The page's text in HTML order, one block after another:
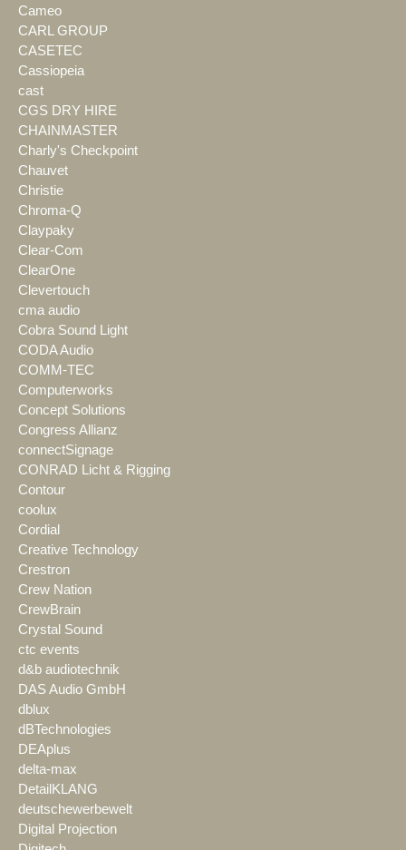
Cameo
CARL GROUP
CASETEC
Cassiopeia
cast
CGS DRY HIRE
CHAINMASTER
Charly's Checkpoint
Chauvet
Christie
Chroma-Q
Claypaky
Clear-Com
ClearOne
Clevertouch
cma audio
Cobra Sound Light
CODA Audio
COMM-TEC
Computerworks
Concept Solutions
Congress Allianz
connectSignage
CONRAD Licht & Rigging
Contour
coolux
Cordial
Creative Technology
Crestron
Crew Nation
CrewBrain
Crystal Sound
ctc events
d&b audiotechnik
DAS Audio GmbH
dblux
dBTechnologies
DEAplus
delta-max
DetailKLANG
deutschewerbewelt
Digital Projection